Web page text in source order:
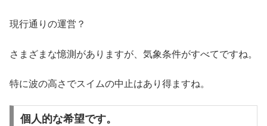
現行通りの運営？
さまざまな憶測がありますが、気象条件がすべてですね。
特に波の高さでスイムの中止はあり得ますね。
個人的な希望です。